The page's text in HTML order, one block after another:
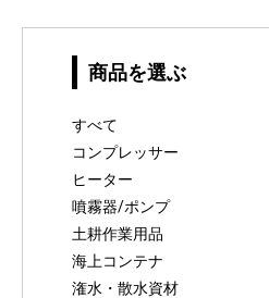
商品を選ぶ
すべて
コンプレッサー
ヒーター
噴霧器/ポンプ
土耕作業用品
海上コンテナ
潅水・散水資材